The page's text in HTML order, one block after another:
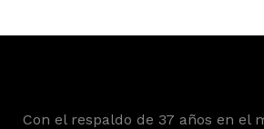
Con el respaldo de 37 años en el